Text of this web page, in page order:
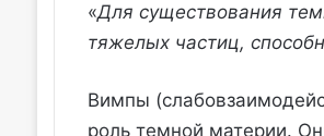
«Для существования
тяжелых частиц,
Вимпы
роль темной материи.